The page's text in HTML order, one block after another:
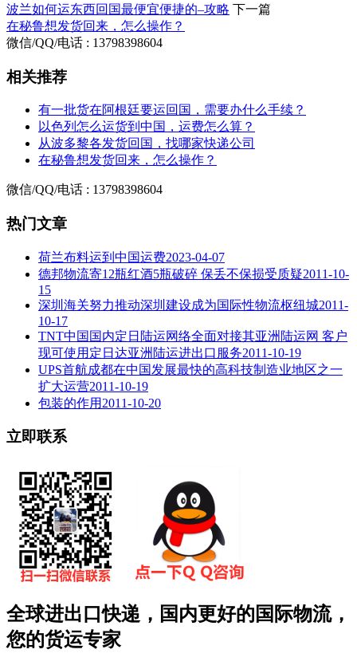
波兰如何运东西回国最便宜便捷的–攻略 下一篇
在秘鲁想发货回来，怎么操作？
微信/QQ/电话 : 13798398604
相关推荐
有一批货在阿根廷要运回国，需要办什么手续？
以色列怎么运货到中国，运费怎么算？
从波多黎各发货回国，找哪家快递公司
在秘鲁想发货回来，怎么操作？
微信/QQ/电话 : 13798398604
热门文章
荷兰布料运到中国运费2023-04-07
德邦物流寄12瓶红酒5瓶破碎 保丢不保损受质疑2011-10-
15
深圳海关努力推动深圳建设成为国际性物流枢纽城2011-
10-17
TNT中国国内定日陆运网络全面对接其亚洲陆运网 客户
现可使用定日达亚洲陆运进出口服务2011-10-19
UPS首航成都在中国发展最快的高科技制造业地区之一
扩大运营2011-10-19
包装的作用 2011-10-20
立即联系
全球进出口快递，国内更好的国际物流，
您的货运专家